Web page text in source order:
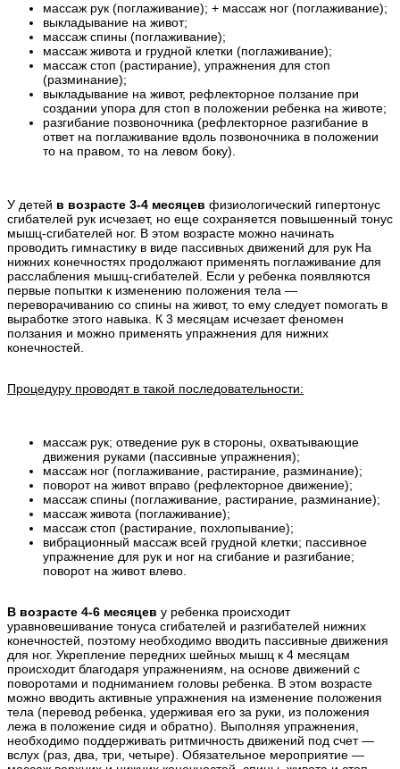
массаж рук (поглаживание); + массаж ног (поглаживание);
выкладывание на живот;
массаж спины (поглаживание);
массаж живота и грудной клетки (поглаживание);
массаж стоп (растирание), упражнения для стоп
(разминание);
выкладывание на живот, рефлекторное ползание при
создании упора для стоп в положении ребенка на животе;
разгибание позвоночника (рефлекторное разгибание в
ответ на поглаживание вдоль позвоночника в положении
то на правом, то на левом боку).
У детей в возрасте 3-4 месяцев физиологический гипертонус
сгибателей рук исчезает, но еще сохраняется повышенный тонус
мышц-сгибателей ног. В этом возрасте можно начинать
проводить гимнастику в виде пассивных движений для рук На
нижних конечностях продолжают применять поглаживание для
расслабления мышц-сгибателей. Если у ребенка появляются
первые попытки к изменению положения тела —
переворачиванию со спины на живот, то ему следует помогать в
выработке этого навыка. К 3 месяцам исчезает феномен
ползания и можно применять упражнения для нижних
конечностей.
Процедуру проводят в такой последовательности:
массаж рук; отведение рук в стороны, охватывающие
движения руками (пассивные упражнения);
массаж ног (поглаживание, растирание, разминание);
поворот на живот вправо (рефлекторное движение);
массаж спины (поглаживание, растирание, разминание);
массаж живота (поглаживание);
массаж стоп (растирание, похлопывание);
вибрационный массаж всей грудной клетки; пассивное
упражнение для рук и ног на сгибание и разгибание;
поворот на живот влево.
В возрасте 4-6 месяцев у ребенка происходит
уравновешивание тонуса сгибателей и разгибателей нижних
конечностей, поэтому необходимо вводить пассивные движения
для ног. Укрепление передних шейных мышц к 4 месяцам
происходит благодаря упражнениям, на основе движений с
поворотами и подниманием головы ребенка. В этом возрасте
можно вводить активные упражнения на изменение положения
тела (перевод ребенка, удерживая его за руки, из положения
лежа в положение сидя и обратно). Выполняя упражнения,
необходимо поддерживать ритмичность движений под счет —
вслух (раз, два, три, четыре). Обязательное мероприятие —